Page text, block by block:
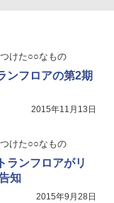
けた○○なもの
ンフロアの第2期
2015年11月13日
けた○○なもの
ランフロアがリ
知
2015年9月28日